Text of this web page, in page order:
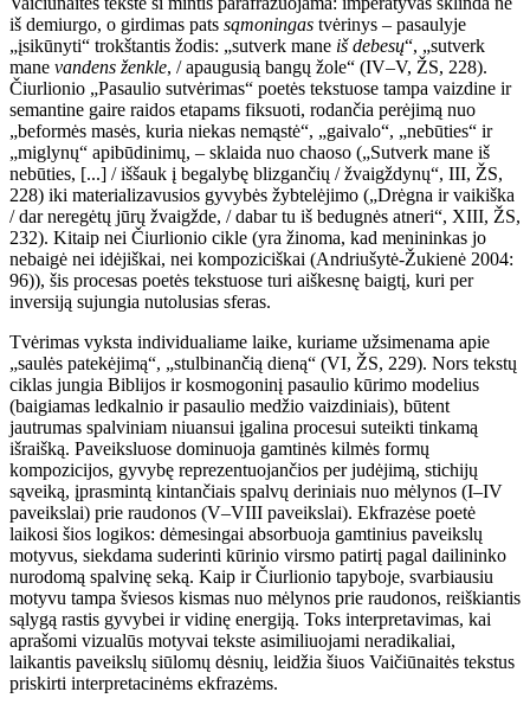
iš demiurgo, o girdimas pats sąmoningas tvėrinys – pasaulyje
„įsikūnyti“ trokštantis žodis: „sutverk mane iš debesų“, „sutverk
mane vandens ženkle, / apaugusią bangų žole“ (IV–V, ŽS, 228).
Čiurlionio „Pasaulio sutvėrimas“ poetės tekstuose tampa vaizdine ir
semantine gaire raidos etapams fiksuoti, rodančia perėjimą nuo
„beformės masės, kuria niekas nemąstė“, „gaivalo“, „nebūties“ ir
„miglynų“ apibūdinimų, – sklaida nuo chaoso („Sutverk mane iš
nebūties, [...] / iššauk į begalybę blizgančių / žvaigždynų“, III, ŽS,
228) iki materializavusios gyvybės žybtelėjimo („Drėgna ir vaikiška
/ dar neregėtų jūrų žvaigžde, / dabar tu iš bedugnės atneri“, XIII, ŽS,
232). Kitaip nei Čiurlionio cikle (yra žinoma, kad menininkas jo
nebaigė nei idėjiškai, nei kompoziciškai (Andriušytė-Žukienė 2004:
96)), šis procesas poetės tekstuose turi aiškesnę baigtį, kuri per
inversiją sujungia nutolusias sferas.
Tvėrimas vyksta individualiame laike, kuriame užsimenama apie
„saulės patekėjimą“, „stulbinančią dieną“ (VI, ŽS, 229). Nors tekstų
ciklas jungia Biblijos ir kosmogoninį pasaulio kūrimo modelius
(baigiamas ledkalnio ir pasaulio medžio vaizdiniais), būtent
jautrumas spalviniam niuansui įgalina procesui suteikti tinkamą
išraišką. Paveiksluose dominuoja gamtinės kilmės formų
kompozicijos, gyvybę reprezentuojančios per judėjimą, stichijų
sąveiką, įprasmintą kintančiais spalvų deriniais nuo mėlynos (I–IV
paveikslai) prie raudonos (V–VIII paveikslai). Ekfrazėse poetė
laikosi šios logikos: dėmesingai absorbuoja gamtinius paveikslų
motyvus, siekdama suderinti kūrinio virsmo patirtį pagal dailininko
nurodomą spalvinę seką. Kaip ir Čiurlionio tapyboje, svarbiausiu
motyvu tampa šviesos kismas nuo mėlynos prie raudonos, reiškiantis
sąlygą rastis gyvybei ir vidinę energiją. Toks interpretavimas, kai
aprašomi vizualūs motyvai tekste asimiliuojami neradikaliai,
laikantis paveikslų siūlomų dėsnių, leidžia šiuos Vaičiūnaitės tekstus
priskirti interpretacinėms ekfrazėms.